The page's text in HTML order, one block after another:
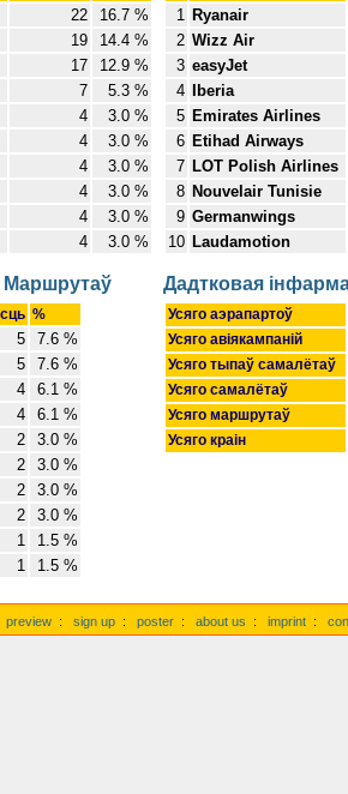
22
16.7 %
19
14.4 %
17
12.9 %
7
5.3 %
4
3.0 %
4
3.0 %
4
3.0 %
4
3.0 %
4
3.0 %
4 3.0 %
1 Ryanair
2 Wizz Air
3 easyJet
4
Iberia
5 Emirates Airlines
6 Etihad Airways
7 LOT Polish Airlines
8 Nouvelair Tunisie
9 Germanwings
10 Laudamotion
%
5
7.6 %
5
7.6 %
4
6.1 %
4
6.1 %
2
3.0 %
2
3.0 %
2
3.0 %
2
3.0 %
1
1.5 %
1 1.5 %
Дадтковая
Усяго аэрапартоў
Усяго авіякампаній
Усяго тыпаў самалётаў
Усяго самалётаў
Усяго маршрутаў
Усяго краін
preview : sign up : poster : about us : imprint :